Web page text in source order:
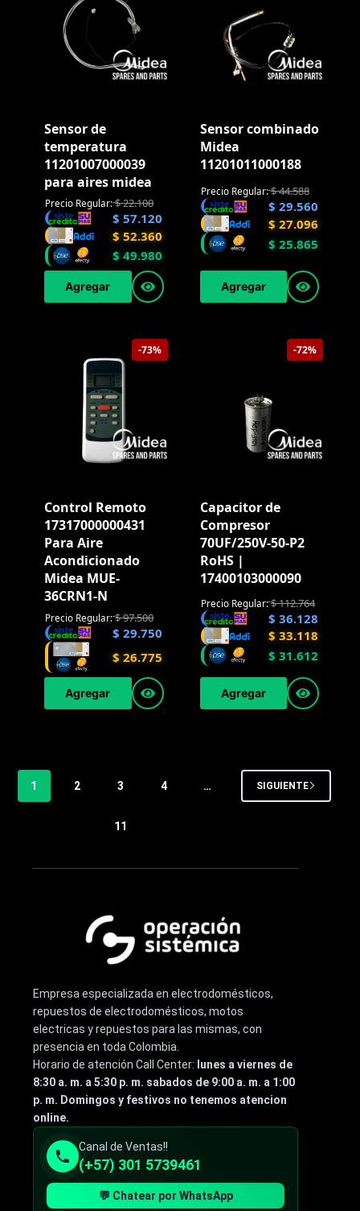
Sensor de
temperatura
11201007000039
para aires midea
Precio Regular:$22.100
$ 57.120
$ 52.360
$ 49.980
Agregar
Sensor combinado
Midea
11201011000188
Precio Regular:$44.588
$ 29.560
$ 27.096
$ 25.865
Agregar
-73%
Control Remoto
17317000000431
Para Aire
Acondicionado
Midea MUE-
36CRN1-N
Precio Regular:$97.500
$ 29.750
$ 26.775
Agregar
-72%
Capacitor de
Compresor
70UF/250V-50-P2
RoHS |
17400103000090
Precio Regular:$112.764
$ 36.128
$ 33.118
$ 31.612
Agregar
1 2 3 4 …
11
SIGUIENTE
Empresa especializada en electrodomésticos,
repuestos de electrodomésticos, motos
electricas y repuestos para las mismas, con
presencia en toda Colombia.
Horario de atención Call Center: lunes a viernes de
8:30 a. m. a 5:30 p. m. sabados de 9:00 a. m. a 1:00
p. m. Domingos y festivos no tenemos atencion
online.
Canal de Ventas!!
(+57) 301 5739461
💬 Chatear por WhatsApp